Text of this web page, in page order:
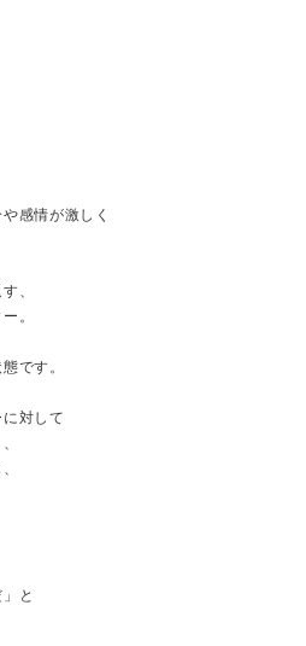
感情が激しく
、
。
です。
対して
と